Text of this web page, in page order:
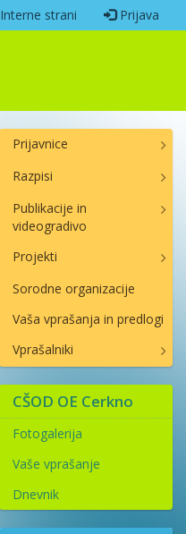
Interne strani Prijava
Prijavnice
Razpisi
Publikacije in
videogradivo
Projekti
Sorodne organizacije
Vaša vprašanja in predlogi
Vprašalniki
CŠOD OE Cerkno
Fotogalerija
Vaše vprašanje
Dnevnik